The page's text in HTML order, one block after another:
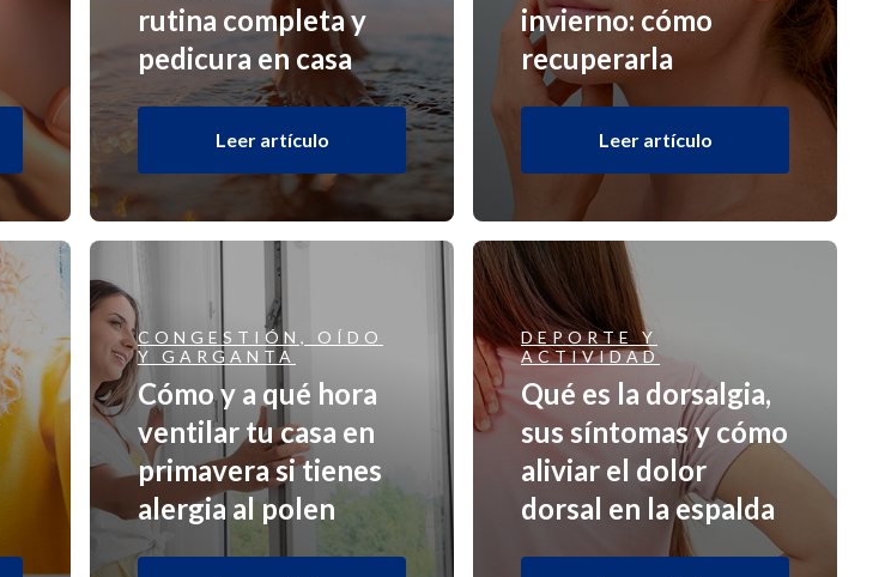
rutina completa y
pedicura en casa
Leer artículo
invierno: cómo
recuperarla
Leer artículo
CONGESTIÓN, OÍDO
Y GARGANTA
Cómo y a qué hora
ventilar tu casa en
primavera si tienes
alergia al polen
DEPORTE Y
ACTIVIDAD
Qué es la dorsalgia,
sus síntomas y cómo
aliviar el dolor
dorsal en la espalda